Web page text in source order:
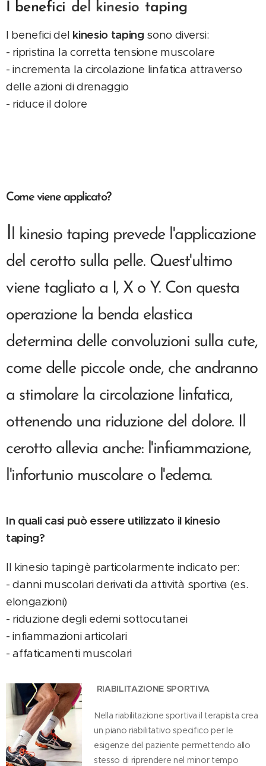
I benefici del kinesio taping
I benefici del kinesio taping sono diversi:
- ripristina la corretta tensione muscolare
- incrementa la circolazione linfatica attraverso
delle azioni di drenaggio
- riduce il dolore
Come viene applicato?
Il kinesio taping prevede l'applicazione
del cerotto sulla pelle. Quest'ultimo
viene tagliato a I, X o Y. Con questa
operazione la benda elastica
determina delle convoluzioni sulla cute,
come delle piccole onde, che andranno
a stimolare la circolazione linfatica,
ottenendo una riduzione del dolore. Il
cerotto allevia anche: l'infiammazione,
l'infortunio muscolare o l'edema.
In quali casi può essere utilizzato il kinesio
taping?
Il kinesio tapingè particolarmente indicato per:
- danni muscolari derivati da attività sportiva (es.
elongazioni)
- riduzione degli edemi sottocutanei
- infiammazioni articolari
- affaticamenti muscolari
RIABILITAZIONE SPORTIVA
Nella riabilitazione sportiva il terapista crea
un piano riabilitativo specifico per le
esigenze del paziente permettendo allo
stesso di riprendere nel minor tempo